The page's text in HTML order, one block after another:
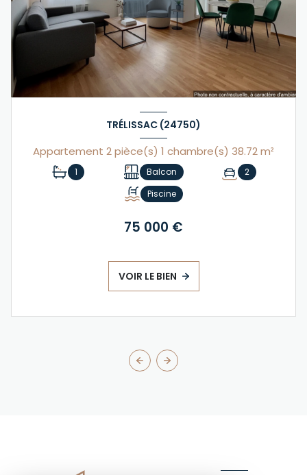
TRÉLISSAC (24750)
Appartement 2 pièce(s) 1 chambre(s) 38.72 m²
1 Balcon
2
Piscine
75 000 €
VOIR LE BIEN